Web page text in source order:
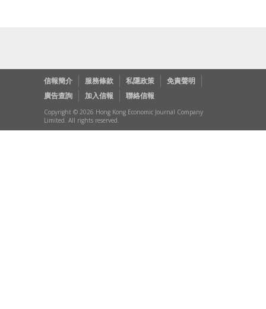
信報簡介 服務條款 私隱政策
免責聲明
廣告查詢
加入信報 聯絡信報
Copyright © 2026 Hong Kong Economic Journal Company
Limited. All rights reserved.